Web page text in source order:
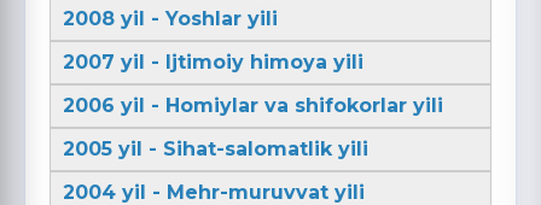
2008 yil - Yoshlar yili
2007 yil - Ijtimoiy himoya yili
2006 yil - Homiylar va shifokorlar yili
2005 yil - Sihat-salomatlik yili
2004 yil - Mehr-muruvvat yili